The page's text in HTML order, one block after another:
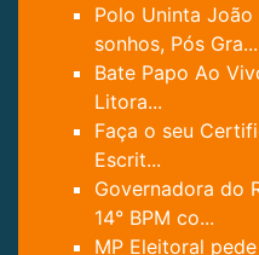
Polo Uninta
sonhos, Pós Gra...
Bate Papo Ao
Litora...
Faça o seu
Escrit...
Governadora do
14° BPM co...
MP Eleitoral